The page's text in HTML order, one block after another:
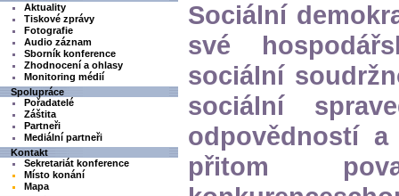
Aktuality
Tiskové zprávy
Fotografie
Audio záznam
Sborník konference
Zhodnocení a ohlasy
Monitoring médií
Spolupráce
Pořadatelé
Záštita
Partneři
Mediální partneři
Kontakt
Sekretariát konference
Místo konání
Mapa
Sociální
své
sociální
sociální
odpovědností
přitom